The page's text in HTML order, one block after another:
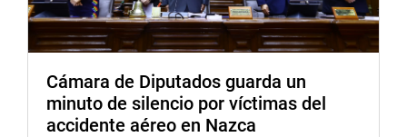
Cámara de Diputados guarda un
minuto de silencio por víctimas del
accidente aéreo en Nazca